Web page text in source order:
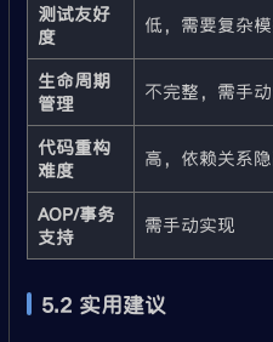
测试友好
度
低，需要复杂
生命周期
管理
不完整，需手
代码重构
难度
高，依赖关系
AOP/事务
支持
需手动实现
5.2 实用建议